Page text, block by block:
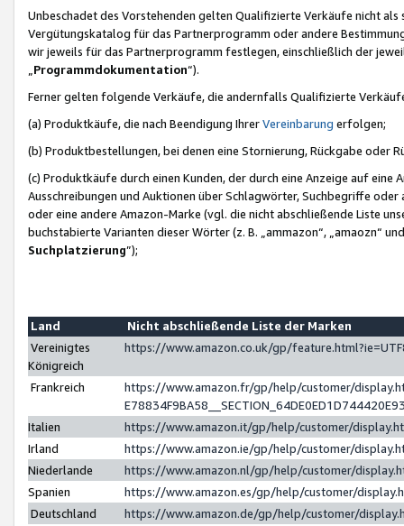
Unbeschadet des Vorstehenden gelten Qualifizierte Verkäufe nicht
Vergütungskatalog für das Partnerprogramm oder andere
wir jeweils für das Partnerprogramm festlegen, einschließlich der
Programmdokumentation“).
Ferner gelten folgende Verkäufe, die andernfalls Qualifizierte
(a) Produktkäufe, die nach Beendigung IhrerVereinbarung erfolgen;
(b) Produktbestellungen, bei denen eine Stornierung, Rückgabe oder
(c) Produktkäufe durch einen Kunden, der durch eine Anzeige auf
Ausschreibungen und Auktionen über Schlagwörter, Suchbegriffe
oder eine andere Amazon-Marke (vgl. die nicht abschließende Liste
buchstabierte Varianten dieser Wörter (z. B. „ammazon“, „amaozn“
Suchplatzierung”);
Land
Nicht abschließende Liste der Marken
Vereinigtes
Königreich
https://www.amazon.co.uk/gp/
Frankreich
https://www.amazon.fr/gp/help/customer/
Italien
https://www.amazon.it/gp/help/customer/
Irland
https://www.amazon.ie/gp/help/customer/
Niederlande
https://www.amazon.nl/gp/help/customer/
Spanien
https://www.amazon.es/gp/help/customer/
Deutschland
https://www.amazon.de/gp/help/customer/